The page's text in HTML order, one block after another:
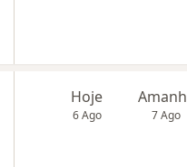
Hoje
6 Ago 7 Ago